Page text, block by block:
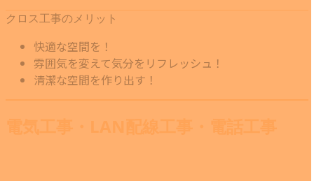
クロス工事のメリット
快適な空間を！
雰囲気を変えて気分をリフレッシュ！
清潔な空間を作り出す！
電気工事・LAN配線工事・電話工事